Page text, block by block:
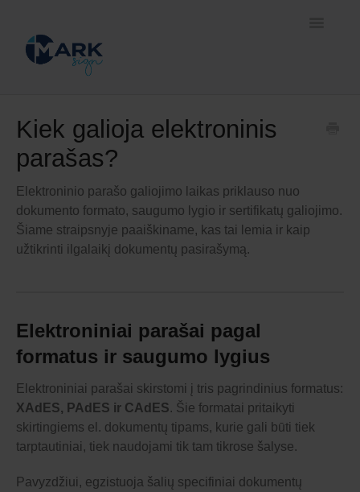
Prisijungimo ir pasirašymo būdai
Savitarnos platforma
Sprendimai verslui
Kiek galioja elektroninis
parašas?
Elektroninio parašo galiojimo laikas priklauso nuo
dokumento formato, saugumo lygio ir sertifikatų galiojimo.
Šiame straipsnyje paaiškiname, kas tai lemia ir kaip
užtikrinti ilgalaikį dokumentų pasirašymą.
Elektroniniai parašai pagal
formatus ir saugumo lygius
Elektroniniai parašai skirstomi į tris pagrindinius formatus:
XAdES, PAdES ir CAdES. Šie formatai pritaikyti
skirtingiems el. dokumentų tipams, kurie gali būti tiek
tarptautiniai, tiek naudojami tik tam tikrose šalyse.
Pavyzdžiui, egzistuoja šalių specifiniai dokumentų